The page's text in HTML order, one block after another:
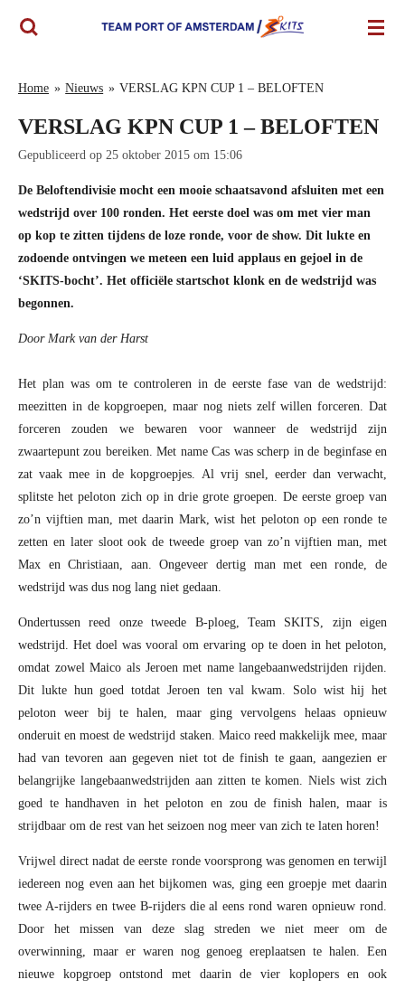
Ga
deHome » Nieuws » VERSLAG KPN CUP 1 – BELOFTEN
VERSLAG KPN CUP 1 – BELOFTEN
Gepubliceerd op 25 oktober 2015 om 15:06
De Beloftendivisie mocht een mooie schaatsavond afsluiten met een
wedstrijd over 100 ronden. Het eerste doel was om met vier man
op kop te zitten tijdens de loze ronde, voor de show. Dit lukte en
zodoende ontvingen we meteen een luid applaus en gejoel in de
‘SKITS-bocht’. Het officiële startschot klonk en de wedstrijd was
begonnen.
Door Mark van der Harst
Het plan was om te controleren in de eerste fase van de wedstrijd:
meezitten in de kopgroepen, maar nog niets zelf willen forceren. Dat
forceren zouden we bewaren voor wanneer de wedstrijd zijn
zwaartepunt zou bereiken. Met name Cas was scherp in de beginfase en
zat vaak mee in de kopgroepjes. Al vrij snel, eerder dan verwacht,
splitste het peloton zich op in drie grote groepen. De eerste groep van
zo’n vijftien man, met daarin Mark, wist het peloton op een ronde te
zetten en later sloot ook de tweede groep van zo’n vijftien man, met
Max en Christiaan, aan. Ongeveer dertig man met een ronde, de
wedstrijd was dus nog lang niet gedaan.
Ondertussen reed onze tweede B-ploeg, Team SKITS, zijn eigen
wedstrijd. Het doel was vooral om ervaring op te doen in het peloton,
omdat zowel Maico als Jeroen met name langebaanwedstrijden rijden.
Dit lukte hun goed totdat Jeroen ten val kwam. Solo wist hij het
peloton weer bij te halen, maar ging vervolgens helaas opnieuw
onderuit en moest de wedstrijd staken. Maico reed makkelijk mee, maar
had van tevoren aan gegeven niet tot de finish te gaan, aangezien er
belangrijke langebaanwedstrijden aan zitten te komen. Niels wist zich
goed te handhaven in het peloton en zou de finish halen, maar is
strijdbaar om de rest van het seizoen nog meer van zich te laten horen!
Vrijwel direct nadat de eerste ronde voorsprong was genomen en terwijl
iedereen nog even aan het bijkomen was, ging een groepje met daarin
twee A-rijders en twee B-rijders die al eens rond waren opnieuw rond.
Door het missen van deze slag streden we niet meer om de
overwinning, maar er waren nog genoeg ereplaatsen te halen. Een
nieuwe kopgroep ontstond met daarin de vier koplopers en ook